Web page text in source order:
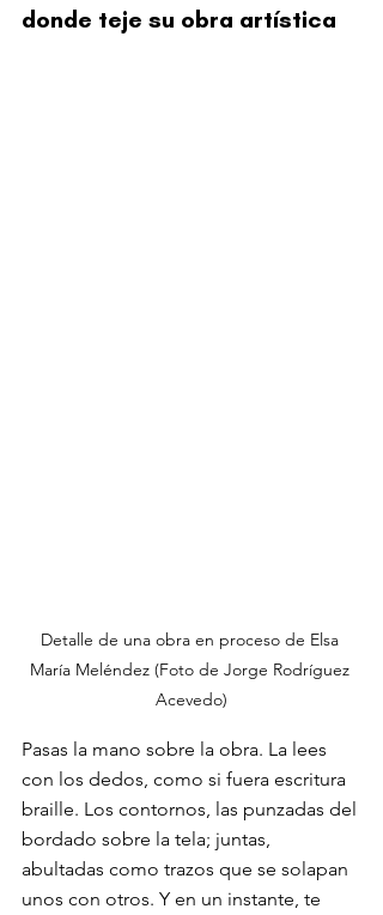
donde teje su obra artística
Detalle de una obra en proceso de Elsa
María Meléndez (Foto de Jorge Rodríguez
Acevedo)
Pasas la mano sobre la obra. La lees
con los dedos, como si fuera escritura
braille. Los contornos, las punzadas del
bordado sobre la tela; juntas,
abultadas como trazos que se solapan
unos con otros. Y en un instante, te